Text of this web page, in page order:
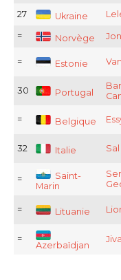
27 Ukraine
= Norvège
= Estonie
30 Portugal
= Belgique
32 Italie
=
Saint-
Marin
= Lituanie
=
Azerbaïdjan
Jiva